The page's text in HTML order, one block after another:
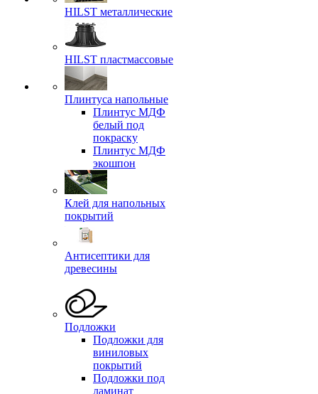
HILST металлические
HILST пластмассовые
Плинтуса напольные
Плинтус МДФ
белый под
покраску
Плинтус МДФ
экошпон
Клей для напольных
покрытий
Антисептики для
древесины
Подложки
Подложки для
виниловых
покрытий
Подложки под
ламинат